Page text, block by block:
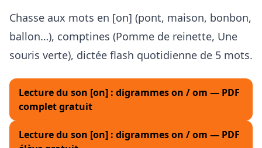
Chasse aux mots en [on] (pont, maison, bonbon,
ballon…), comptines (Pomme de reinette, Une
souris verte), dictée flash quotidienne de 5 mots.
Lecture du son [on] : digrammes on / om — PDF
complet gratuit
Lecture du son [on] : digrammes on / om — PDF